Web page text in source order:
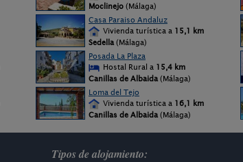
Moclinejo (Málaga)
Casa Paraiso Andaluz
Vivienda turística a 15,1 km
Sedella (Málaga)
Posada La Plaza
Hostal Rural a 15,4 km
Canillas de Albaida (Málaga)
Loma del Tejo
Vivienda turística a 16,1 km
Canillas de Albaida (Málaga)
Tipos de alojamiento: